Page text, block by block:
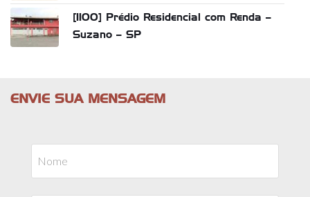
[1100] Prédio Residencial com Renda –
Suzano – SP
ENVIE SUA MENSAGEM